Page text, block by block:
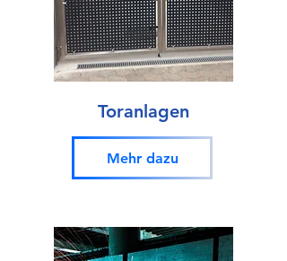
Toranlagen
Mehr dazu